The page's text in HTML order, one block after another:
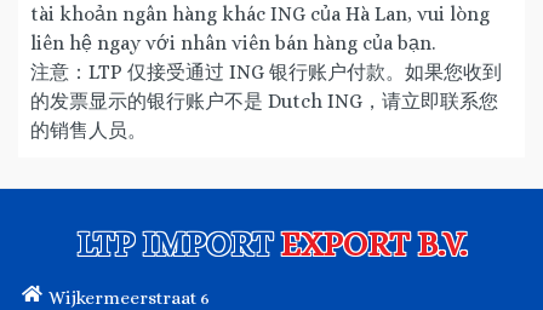
tài khoản ngân hàng khác ING của Hà Lan, vui lòng
liên hệ ngay với nhân viên bán hàng của bạn.
注意：LTP 仅接受通过 ING 银行账户付款。如果您收到
的发票显示的银行账户不是 Dutch ING，请立即联系您
的销售人员。
LTP IMPORTEXPORT B.V.
Wijkermeerstraat 6